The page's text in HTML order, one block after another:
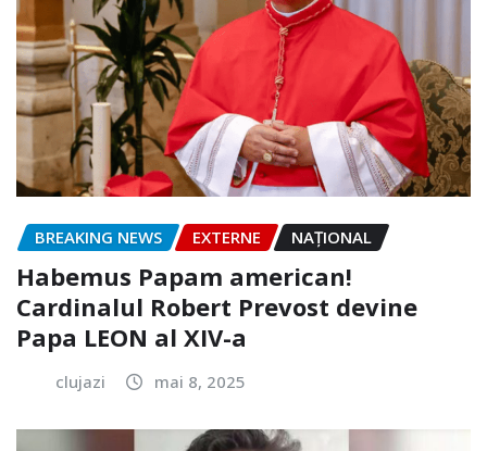
BREAKING NEWS EXTERNE NAŢIONAL
Habemus Papam american!
Cardinalul Robert Prevost devine
Papa LEON al XIV-a
clujazi mai 8, 2025